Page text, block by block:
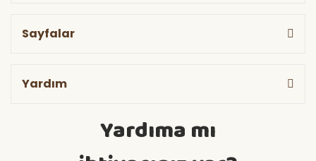
Sayfalar
Yardım
Yardıma mı